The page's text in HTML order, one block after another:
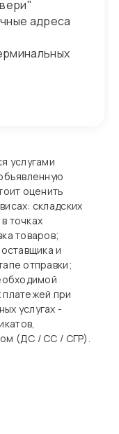
адреса
услугами
оценить
складских
точках
товаров;
и
отправки;
при
услугах -
(ДС / СС / СГР).